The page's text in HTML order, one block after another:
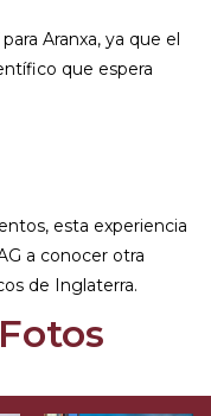
Aranxa, ya que el
que espera
esta experiencia
a conocer otra
de Inglaterra.